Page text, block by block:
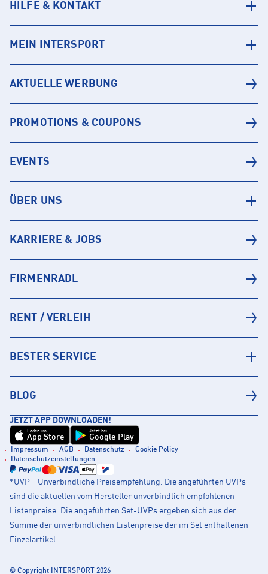
HILFE & KONTAKT
MEIN INTERSPORT
AKTUELLE WERBUNG
PROMOTIONS & COUPONS
EVENTS
ÜBER UNS
KARRIERE & JOBS
FIRMENRADL
RENT / VERLEIH
BESTER SERVICE
BLOG
JETZT APP DOWNLOADEN!
Laden im
App Store
Jetzt bei
Google Play
Impressum AGB Datenschutz
Cookie Policy
Datenschutzeinstellungen
*UVP = Unverbindliche Preisempfehlung. Die angeführten UVPs
sind die aktuellen vom Hersteller unverbindlich empfohlenen
Listenpreise. Die angeführten Set-UVPs ergeben sich aus der
Summe der unverbindlichen Listenpreise der im Set enthaltenen
Einzelartikel.
© Copyright INTERSPORT 2026